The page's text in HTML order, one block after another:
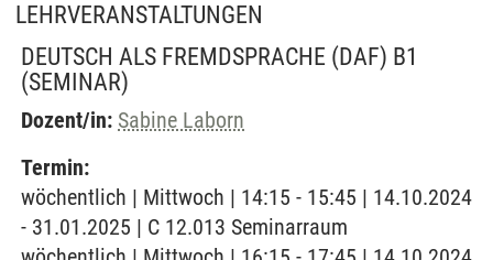
LEHRVERANSTALTUNGEN
DEUTSCH ALS FREMDSPRACHE (DAF) B1
(SEMINAR)
Dozent/in: Sabine Laborn
Termin:
wöchentlich | Mittwoch | 14:15 - 15:45 | 14.10.2024
- 31.01.2025 | C 12.013 Seminarraum